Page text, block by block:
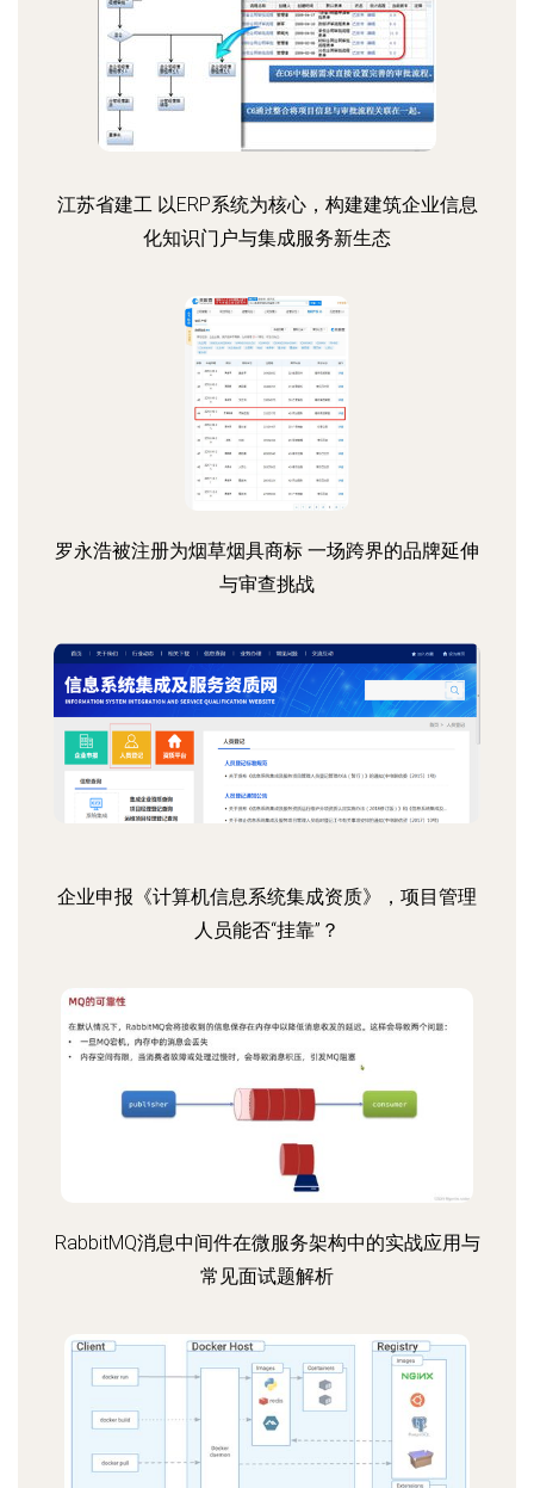
江苏省建工 以ERP系统为核心，构建建筑企业信息
化知识门户与集成服务新生态
罗永浩被注册为烟草烟具商标 一场跨界的品牌延伸
与审查挑战
企业申报《计算机信息系统集成资质》，项目管理
人员能否“挂靠”？
RabbitMQ消息中间件在微服务架构中的实战应用与
常见面试题解析